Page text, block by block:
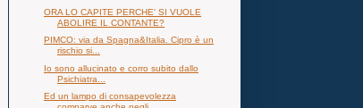
ORA LO CAPITE PERCHE' SI VUOLE
ABOLIRE IL CONTANTE?
PIMCO: via da Spagna&Italia. Cipro è un
rischio si...
Io sono allucinato e corro subito dallo
Psichiatra...
Ed un lampo di consapevolezza